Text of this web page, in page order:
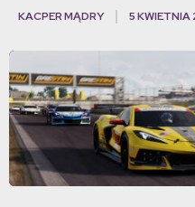
KACPER MĄDRY 5 KWIETNIA